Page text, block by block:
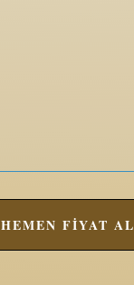
HEMEN FİYAT AL